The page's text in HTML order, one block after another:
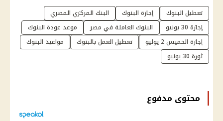
تعطيل البنوك إجازة البنوك
البنك المركزي المصري
إجازة 30 يونيو
البنوك العاملة في مصر
موعد عودة البنوك
إجازة الخميس 2 يوليو
تعطيل العمل بالبنوك
مواعيد البنوك
ثورة 30 يونيو
محتوى مدفوع